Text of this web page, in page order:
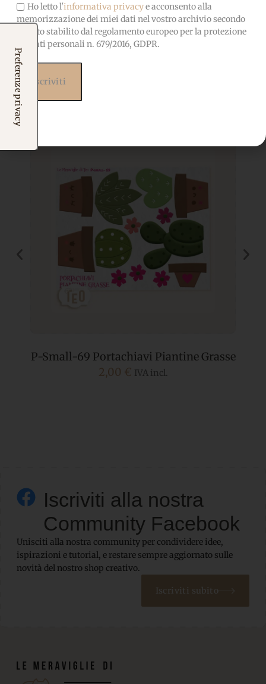
Prodotti correlati
Potrebbero interessarti
P-Small-69 Portachiavi Piantine Grasse
2,00 € IVA incl.
Iscriviti alla nostra
Community Facebook
Unisciti alla nostra community per condividere idee,
ispirazioni e tutorial, e restare sempre aggiornato sulle
novità del nostro shop creativo.
Iscriviti subito
Ho letto l'informativa privacye acconsento alla
memorizzazione dei miei dati nel vostro archivio secondo
quanto stabilito dal regolamento europeo per la protezione
dei dati personali n. 679/2016, GDPR.